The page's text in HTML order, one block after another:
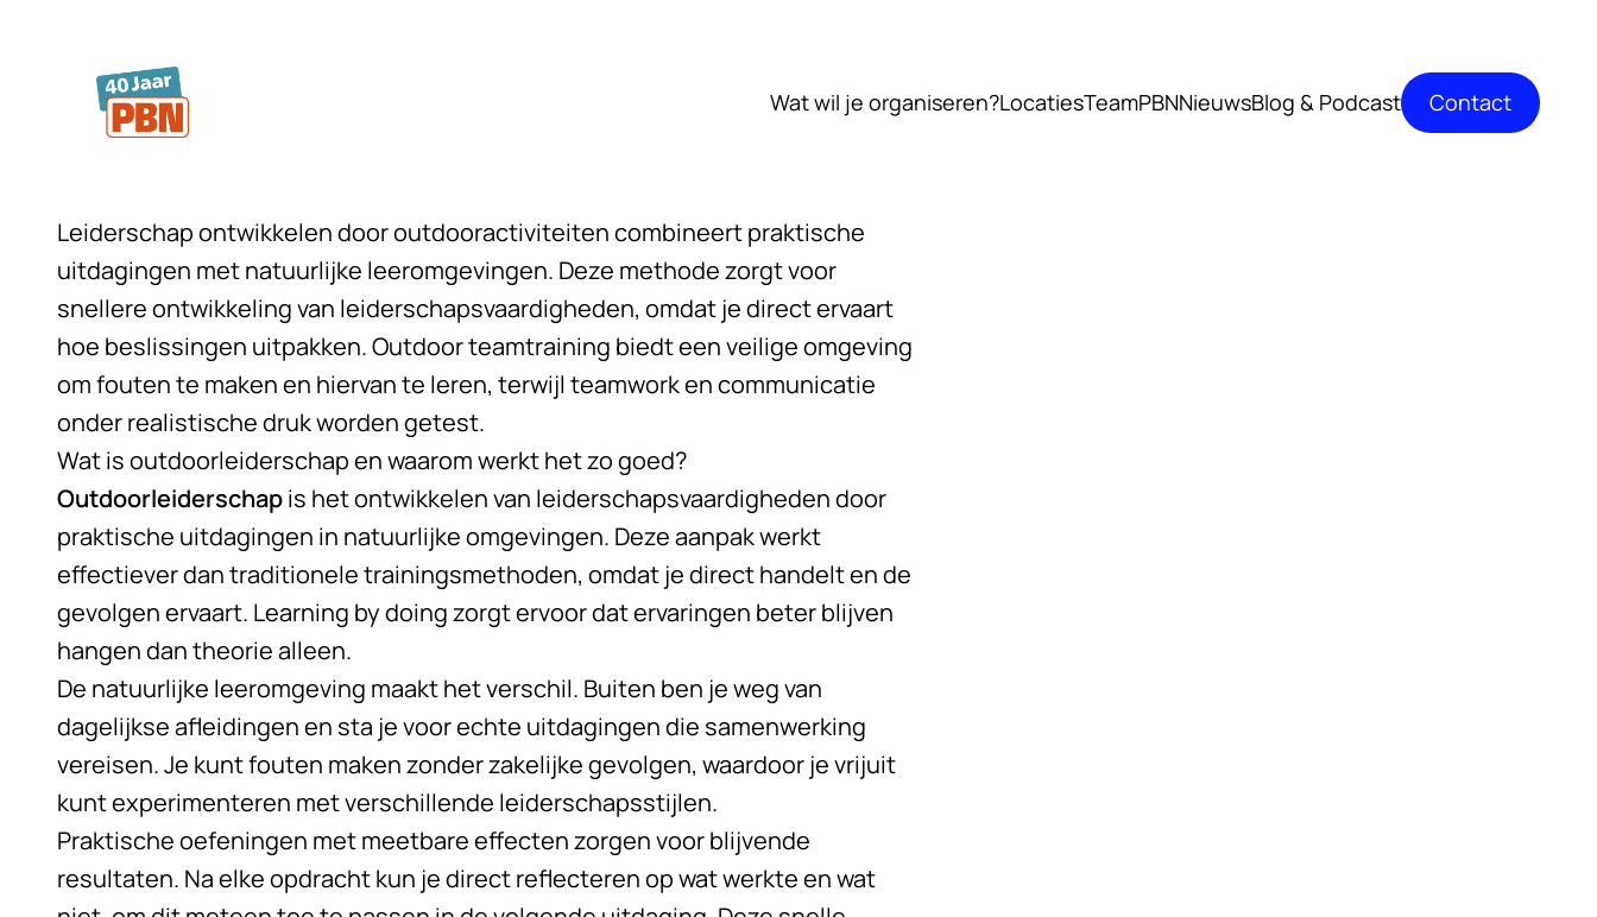
Wat wil je organiseren?LocatiesTeamPBNNieuwsBlog & Podcast Contact
Leiderschap ontwikkelen door outdooractiviteiten combineert praktische
uitdagingen met natuurlijke leeromgevingen. Deze methode zorgt voor
snellere ontwikkeling van leiderschapsvaardigheden, omdat je direct ervaart
hoe beslissingen uitpakken.Outdoor teamtraining biedt een veilige omgeving
om fouten te maken en hiervan te leren, terwijl teamwork en communicatie
onder realistische druk worden getest.
Wat is outdoorleiderschap en waarom werkt het zo goed?
Outdoorleiderschapis het ontwikkelen van leiderschapsvaardigheden door
praktische uitdagingen in natuurlijke omgevingen. Deze aanpak werkt
effectiever dan traditionele trainingsmethoden, omdat je direct handelt en de
gevolgen ervaart. Learning by doing zorgt ervoor dat ervaringen beter blijven
hangen dan theorie alleen.
De natuurlijke leeromgeving maakt het verschil. Buiten ben je weg van
dagelijkse afleidingen en sta je voor echte uitdagingen die samenwerking
vereisen. Je kunt fouten maken zonder zakelijke gevolgen, waardoor je vrijuit
kunt experimenteren met verschillende leiderschapsstijlen.
Praktische oefeningen met meetbare effecten zorgen voor blijvende
resultaten. Na elke opdracht kun je direct reflecteren op wat werkte en wat